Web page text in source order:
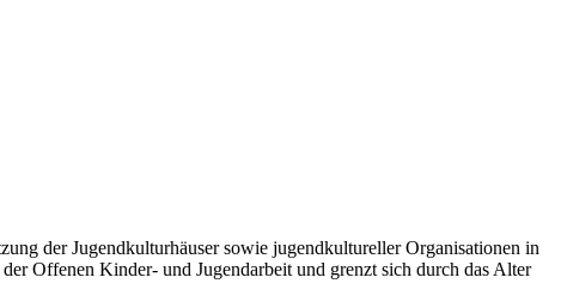
der Jugendkulturhäuser sowie jugendkultureller Organisationen in
Offenen Kinder- und Jugendarbeit und grenzt sich durch das Alter